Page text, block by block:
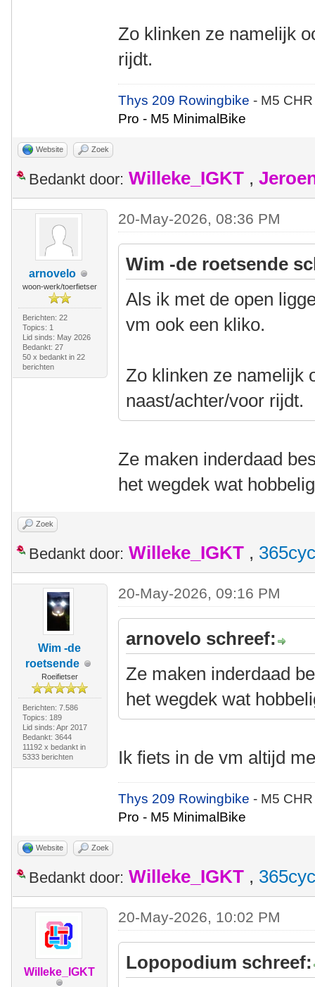
Zo klinken ze namelijk
rijdt.
Thys 209 Rowingbike- M5
Pro - M5 MinimalBike
Website Zoek
Bedankt door: Willeke_IGKT ,
arnovelo
woon-werk/toerfietser
Berichten: 22
Topics: 1
Lid sinds: May 2026
Bedankt: 27
50 x bedankt in 22
berichten
20-May-2026, 08:36 PM
Wim -de roetsende
Als ik met de open
vm ook een kliko.
Zo klinken ze namelijk
naast/achter/voor rijdt.
Ze maken inderdaad
het wegdek wat
Zoek
Bedankt door: Willeke_IGKT ,
Wim -de
roetsende
Roeifietser
Berichten: 7.586
Topics: 189
Lid sinds: Apr 2017
Bedankt: 3644
11192 x bedankt in
5333 berichten
20-May-2026, 09:16 PM
arnovelo schreef:
Ze maken inderdaad
het wegdek wat
Ik fiets in de vm altijd
Thys 209 Rowingbike- M5
Pro - M5 MinimalBike
Website Zoek
Bedankt door: Willeke_IGKT ,
Willeke_IGKT
20-May-2026, 10:02 PM
Lopopodium schreef: